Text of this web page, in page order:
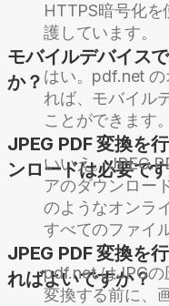
HTTPS暗号化を
護しています。
モバイルデバイス
か？ はい。pdf.net
れば、モバイル
ことができます。
JPEG PDF 変換を
ンロードは必要で
いいえ。JPEG
アのダウンロー
のようなオンラ
すべてのファイ
JPEG PDF 変換を
ればよいですか？
pdf.net はJPGの
変換する前に、